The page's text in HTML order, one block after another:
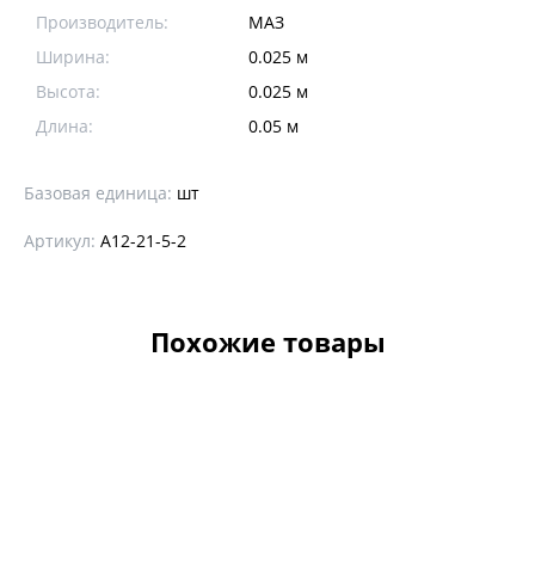
Производитель:
МАЗ
Ширина:
0.025 м
Высота:
0.025 м
Длина:
0.05 м
Базовая единица: шт
Артикул: А12-21-5-2
Похожие товары